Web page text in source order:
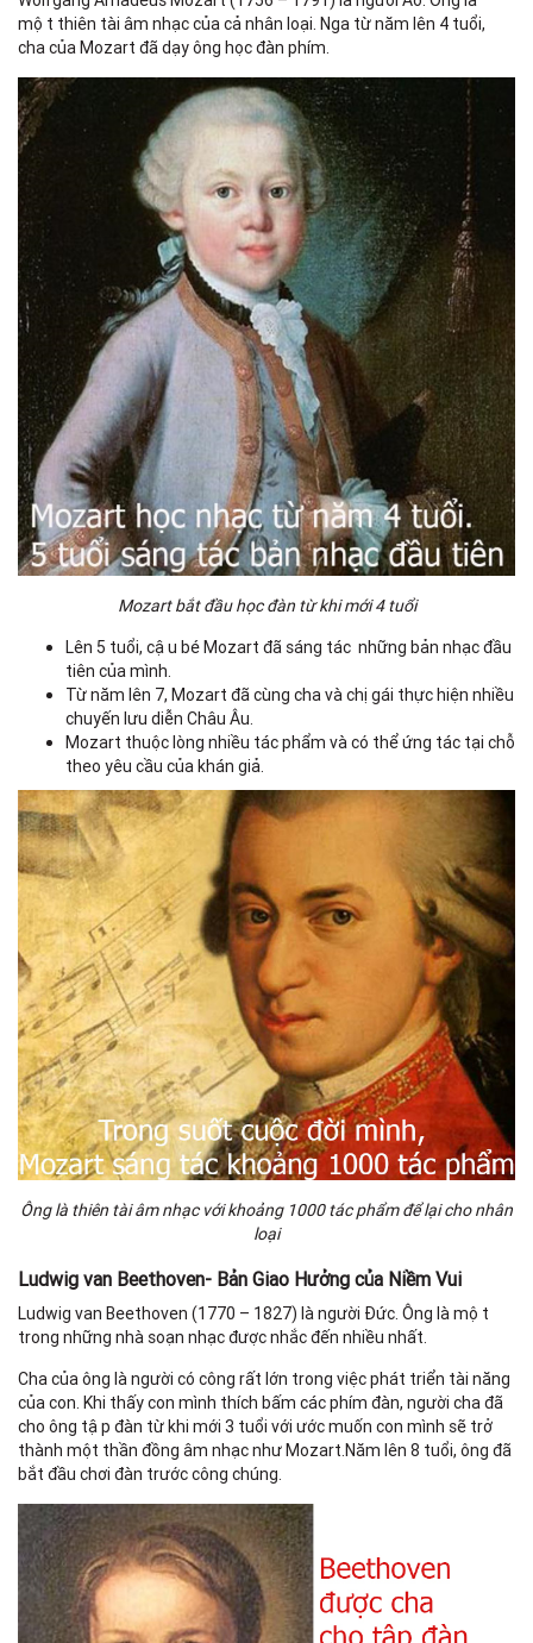
một thiên tài âm nhạc của cả nhân loại. Nga từ năm lên 4 tuổi,
cha của Mozart đã dạy ông học đàn phím.
Mozart bắt đầu học đàn từ khi mới 4 tuổi
Lên 5 tuổi, cậu bé Mozart đã sáng tác những bản nhạc đầu
tiên của mình.
Từ năm lên 7, Mozart đã cùng cha và chị gái thực hiện nhiều
chuyến lưu diễn Châu Âu.
Mozart thuộc lòng nhiều tác phẩm và có thể ứng tác tại chỗ
theo yêu cầu của khán giả.
Ông là thiên tài âm nhạc với khoảng 1000 tác phẩm để lại cho nhân
loại
Ludwig van Beethoven- Bản Giao Hưởng của Niềm Vui
Ludwig van Beethoven (1770 – 1827) là người Đức. Ông là một
trong những nhà soạn nhạc được nhắc đến nhiều nhất.
Cha của ông là người có công rất lớn trong việc phát triển tài năng
của con. Khi thấy con mình thích bấm các phím đàn, người cha đã
cho ông tập đàn từ khi mới 3 tuổi với ước muốn con mình sẽ trở
thành một thần đồng âm nhạc như Mozart.Năm lên 8 tuổi, ông đã
bắt đầu chơi đàn trước công chúng.